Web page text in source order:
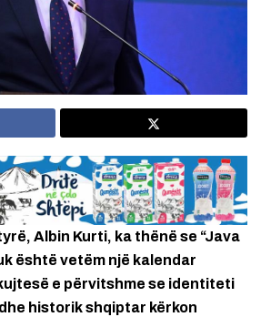
Albin Kurti, ka thënë se “Java
është vetëm një kalendar
e përvitshme se identiteti
historik shqiptar kërkon